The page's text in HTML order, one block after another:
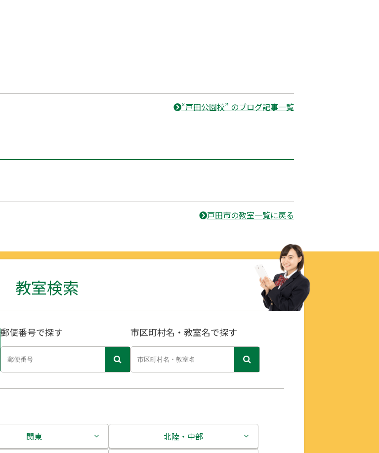
“戸田公園校” のブログ記事一覧
戸田市の教室一覧に戻る
教室検索
郵便番号で探す 市区町村名・教室名で探す
関東 北陸・中部